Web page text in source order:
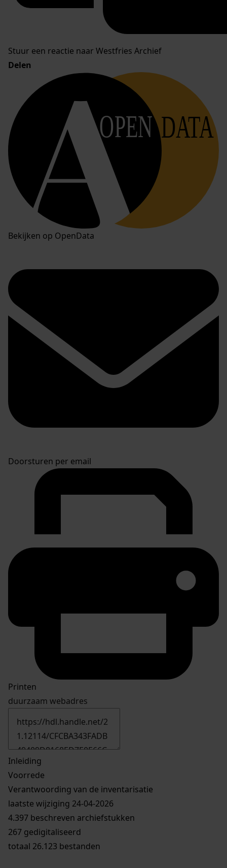
Stuur een reactie naar Westfries Archief
Delen
OPEN DATA
Bekijken op OpenData
Doorsturen per email
Printen
duurzaam webadres
Inleiding
Voorrede
Verantwoording van de inventarisatie
laatste wijziging 24-04-2026
4.397 beschreven archiefstukken
267 gedigitaliseerd
totaal 26.123 bestanden